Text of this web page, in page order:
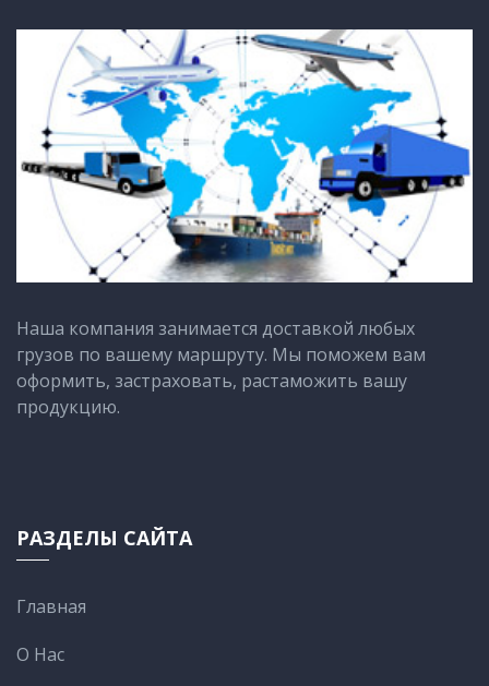
Наша компания занимается доставкой любых
грузов по вашему маршруту. Мы поможем вам
оформить, застраховать, растаможить вашу
продукцию.
РАЗДЕЛЫ САЙТА
Главная
О Нас